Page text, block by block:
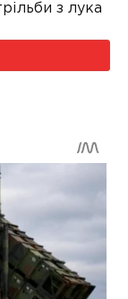
з лука